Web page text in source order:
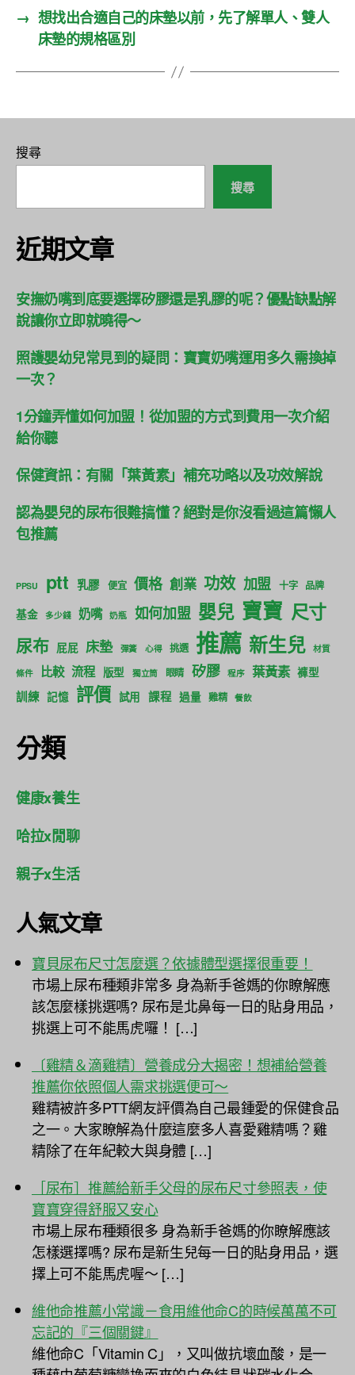
→ 想找出合適自己的床墊以前，先了解單人、雙人
床墊的規格區別
搜尋
搜尋
近期文章
安撫奶嘴到底要選擇矽膠還是乳膠的呢？優點缺點解
說讓你立即就曉得～
照護嬰幼兒常見到的疑問：寶寶奶嘴運用多久需換掉
一次？
1分鐘弄懂如何加盟！從加盟的方式到費用一次介紹
給你聽
保健資訊：有關「葉黃素」補充功略以及功效解說
認為嬰兒的尿布很難搞懂？絕對是你沒看過這篇懶人
包推薦
PPSU ptt 乳膠 便宜 價格 創業 功效 加盟 十字 品牌
基金 多少錢 奶嘴 奶瓶 如何加盟 嬰兒 寶寶 尺寸
尿布 屁屁 床墊 彈簧 心得 挑選 推薦 新生兒 材質
條件 比較 流程 版型 獨立筒 眼睛 矽膠 程序 葉黃素 褲型
訓練 記憶 評價 試用 課程 過量 雞精 餐飲
分類
健康x養生
哈拉x閒聊
親子x生活
人氣文章
寶貝尿布尺寸怎麼選？依據體型選擇很重要！
市場上尿布種類非常多 身為新手爸媽的你瞭解應
該怎麼樣挑選嗎? 尿布是北鼻每一日的貼身用品，
挑選上可不能馬虎囉！ […]
〔雞精＆滴雞精〕營養成分大揭密！想補給營養
推薦你依照個人需求挑選便可～
雞精被許多PTT網友評價為自己最鍾愛的保健食品
之一。大家瞭解為什麼這麼多人喜愛雞精嗎？雞
精除了在年紀較大與身體 […]
［尿布］推薦給新手父母的尿布尺寸參照表，使
寶寶穿得舒服又安心
市場上尿布種類很多 身為新手爸媽的你瞭解應該
怎樣選擇嗎? 尿布是新生兒每一日的貼身用品，選
擇上可不能馬虎喔～ […]
維他命推薦小常識－食用維他命C的時候萬萬不可
忘記的『三個關鍵』
維他命C「Vitamin C」，又叫做抗壞血酸，是一